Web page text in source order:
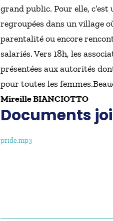
grand public. Pour elle,
regroupées dans un village
parentalité ou encore
salariés. Vers 18h, les
présentées aux autorités
pour toutes les
Mireille BIANCIOTTO
Documents
pride.mp3